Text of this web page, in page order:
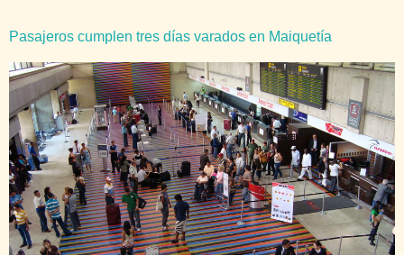
Al menos 72 horas varados en Venezuela tienen los
pasajeros del vuelo 1334 de la aerolínea Santa Bárbara
Airlines con destino a la ciudad de Tenerife, en España.
El vuelo tenía fecha de salida a la ciudad española el
pasado 30 de mayo, sin embargo, hasta este primero de
junio, los pasajeros continuaban en Venezuela. […]